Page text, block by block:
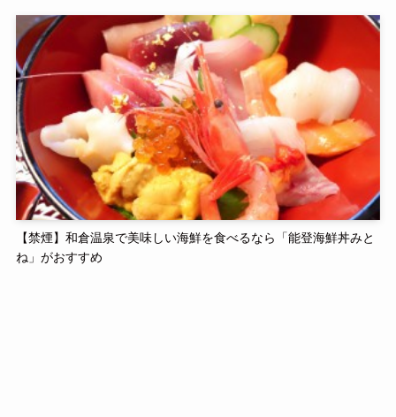
【禁煙】和倉温泉で美味しい海鮮を食べるなら「能登海鮮丼みと
ね」がおすすめ